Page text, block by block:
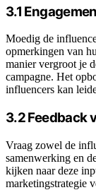
3.1
Moedig de
opmerkingen van
manier vergroot je
campagne. Het
influencers kan
3.2 Feedback
Vraag zowel de
samenwerking en
kijken naar deze
marketingstrategie